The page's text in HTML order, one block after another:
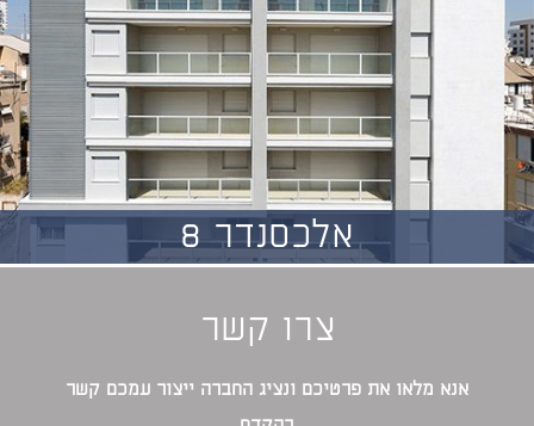
אלכסנדר 8
צרו קשר
אנא מלאו את פרטיכם ונציג החברה ייצור עמכם קשר